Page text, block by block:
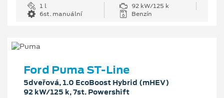
1 l
92 kW/125 k
6st. manuální
Benzín
Ford Puma ST-Line
5dveřová, 1.0 EcoBoost Hybrid (mHEV)
92 kW/125 k, 7st. Powershift